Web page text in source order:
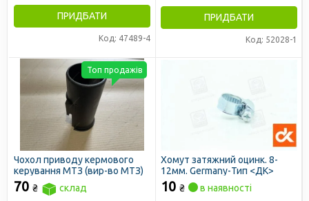
ПРИДБАТИ
Код: 47489-4
ПРИДБАТИ
Код: 52028-1
Чохол приводу кермового
керування МТЗ (вир-во МТЗ)
70 ₴ склад
Топ продажів
Хомут затяжний оцинк. 8-
12мм. Germany-Тип <ДК>
10 ₴ в наявності